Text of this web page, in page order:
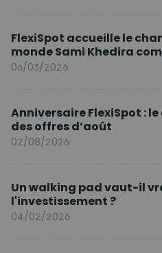
FlexiSpot accueille le
monde Sami Khedira
ambassadeur de la
06/03/2026
Anniversaire FlexiSpot :
des offres d’août
02/08/2026
Un walking pad vaut-il
l'investissement ?
04/02/2026